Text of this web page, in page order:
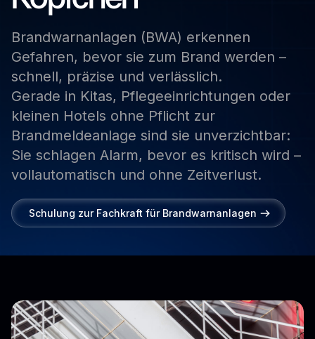
Brandwarnanlagen (BWA) erkennen
Gefahren, bevor sie zum Brand werden –
schnell, präzise und verlässlich.
Gerade in Kitas, Pflegeeinrichtungen oder
kleinen Hotels ohne Pflicht zur
Brandmeldeanlage sind sie unverzichtbar:
Sie schlagen Alarm, bevor es kritisch wird –
vollautomatisch und ohne Zeitverlust.
Schulung zur Fachkraft für Brandwarnanlagen